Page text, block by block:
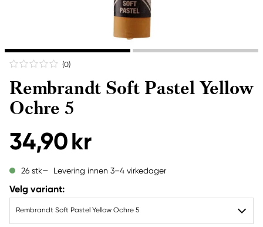
(0)
Rembrandt Soft Pastel Yellow
Ochre 5
34,90 kr
26 stk Levering innen 3–4 virkedager
Velg variant:
Rembrandt Soft Pastel Yellow Ochre 5